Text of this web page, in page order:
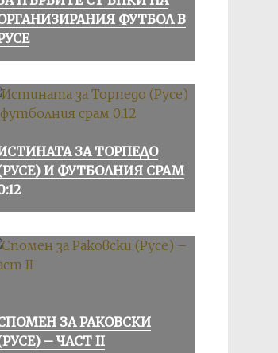
ФУТБОЛ В
ЗА ТОРПЕДО
И ФУТБОЛНИЯ СРАМ
ЗА РАКОВСКИ
– ЧАСТ II